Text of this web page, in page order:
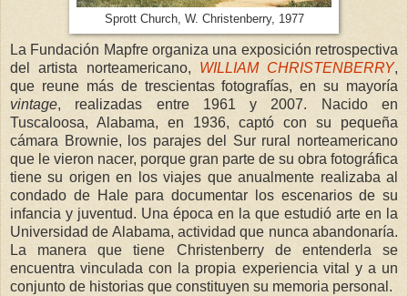
Sprott Church, W. Christenberry, 1977
La Fundación Mapfre organiza una exposición retrospectiva
del artista norteamericano, WILLIAM CHRISTENBERRY,
que reune más de trescientas fotografías, en su mayoría
vintage, realizadas entre 1961 y 2007. Nacido en
Tuscaloosa, Alabama, en 1936, captó con su pequeña
cámara Brownie, los parajes del Sur rural norteamericano
que le vieron nacer, porque gran parte de su obra fotográfica
tiene su origen en los viajes que anualmente realizaba al
condado de Hale para documentar los escenarios de su
infancia y juventud. Una época en la que estudió arte en la
Universidad de Alabama, actividad que nunca abandonaría.
La manera que tiene Christenberry de entenderla se
encuentra vinculada con la propia experiencia vital y a un
conjunto de historias que constituyen su memoria personal.